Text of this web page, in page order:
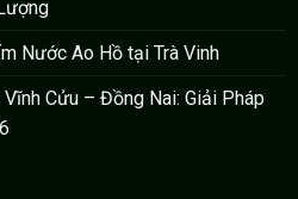
Nước Ao Hồ tại Trà Vinh
Cửu – Đồng Nai: Giải Pháp